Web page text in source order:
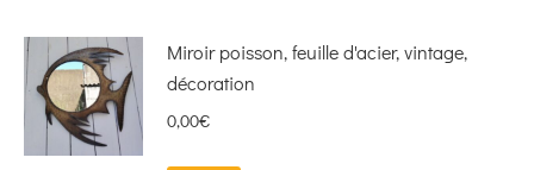
Miroir poisson, feuille d'acier, vintage,
décoration
0,00€